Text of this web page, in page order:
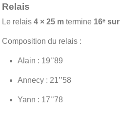
Relais
Le relais 4 × 25 m termine 16ᵉ
Composition du relais :
Alain : 19’’89
Annecy : 21’’58
Yann : 17’’78